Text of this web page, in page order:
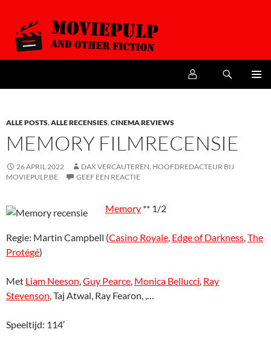
INHOUD
ALLE POSTS,ALLE RECENSIES,CINEMA REVIEWS
MEMORY FILMRECENSIE
26 APRIL 2022
DAX VERCAUTEREN, HOOFDREDACTEUR BIJ
MOVIEPULP.BE
GEEF EEN REACTIE
Memory ** 1/2
Regie: Martin Campbell (Casino Royale, Edge of Darkness,The
Protégé)
Met Liam Neeson,Guy Pearce, Monica Bellucci, Ray
Stevenson, Taj Atwal, Ray Fearon, ,…
Speeltijd: 114′